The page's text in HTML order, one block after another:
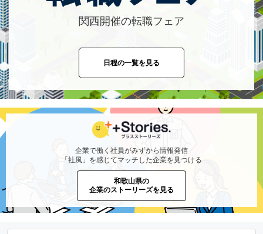
関西開催の転職フェア
日程の一覧を見る
企業で働く社員がみずから情報発信
「社風」を感じてマッチした企業を見つける
和歌山県の
企業のストーリーズを見る